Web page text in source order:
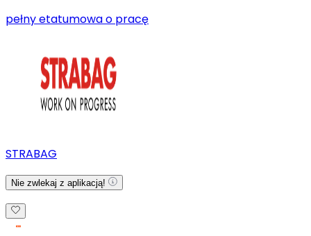
pełny etatumowa o pracę
STRABAG
Nie zwlekaj z aplikacją!